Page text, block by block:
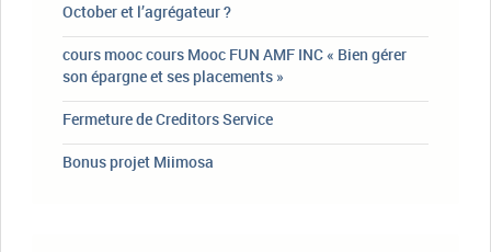
October et l’agrégateur ?
cours mooc cours Mooc FUN AMF INC « Bien gérer
son épargne et ses placements »
Fermeture de Creditors Service
Bonus projet Miimosa